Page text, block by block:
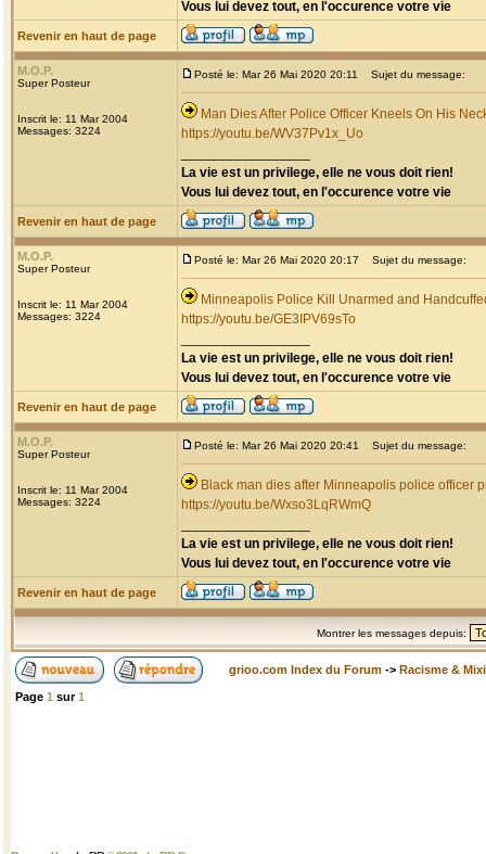
Vous lui devez tout, en l'occurence votre vie
Revenir en haut de page
M.O.P.
Super Posteur
Inscrit le: 11 Mar 2004
Messages: 3224
Posté le: Mar 26 Mai 2020 20:11 Sujet du message:
Man Dies After Police Officer Kneels On His
https://youtu.be/WV37Pv1x_Uo
La vie est un privilege, elle ne vous doit rien!
Vous lui devez tout, en l'occurence votre vie
Revenir en haut de page
M.O.P.
Super Posteur
Inscrit le: 11 Mar 2004
Messages: 3224
Posté le: Mar 26 Mai 2020 20:17 Sujet du message:
Minneapolis Police Kill Unarmed and
https://youtu.be/GE3IPV69sTo
La vie est un privilege, elle ne vous doit rien!
Vous lui devez tout, en l'occurence votre vie
Revenir en haut de page
M.O.P.
Super Posteur
Inscrit le: 11 Mar 2004
Messages: 3224
Posté le: Mar 26 Mai 2020 20:41 Sujet du message:
Black man dies after Minneapolis police officer
https://youtu.be/Wxso3LqRWmQ
La vie est un privilege, elle ne vous doit rien!
Vous lui devez tout, en l'occurence votre vie
Revenir en haut de page
Montrer les messages depuis:
grioo.com Index du Forum -> Racisme &
Page 1 sur1